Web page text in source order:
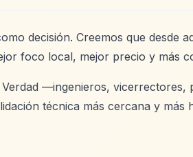
decisión. Creemos que desde
foco local, mejor precio y más
—ingenieros,
técnica más cercana y más